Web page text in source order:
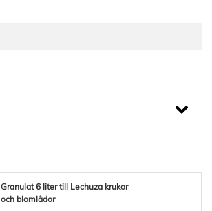
Granulat 6 liter till Lechuza krukor
och blomlådor